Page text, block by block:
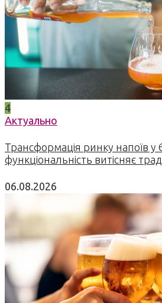
4
Актуально
Трансформація ринку напоїв у
функціональність витісняє
06.08.2026